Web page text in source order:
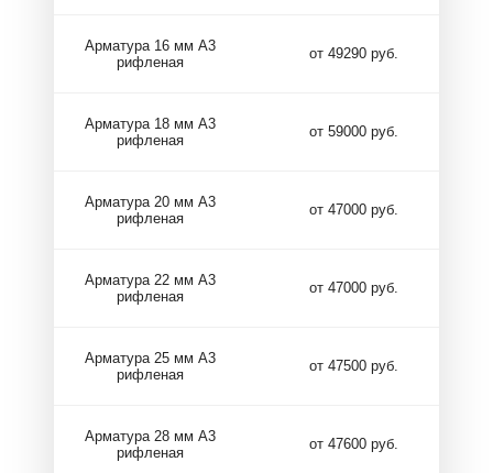
Арматура 16 мм А3
рифленая
от 49290 руб.
Арматура 18 мм А3
рифленая
от 59000 руб.
Арматура 20 мм А3
рифленая
от 47000 руб.
Арматура 22 мм А3
рифленая
от 47000 руб.
Арматура 25 мм А3
рифленая
от 47500 руб.
Арматура 28 мм А3
рифленая
от 47600 руб.